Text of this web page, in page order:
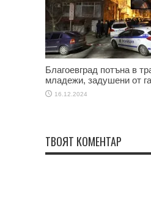
Благоевград потъна в
младежи, задушени от
16.12.2024
ТВОЯТ КОМЕНТАР